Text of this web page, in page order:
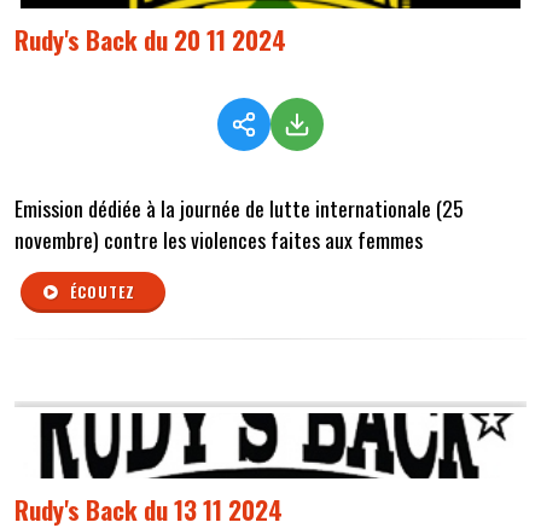
Rudy's Back du 20 11 2024
Emission dédiée à la journée de lutte internationale (25
novembre) contre les violences faites aux femmes
ÉCOUTEZ
Rudy's Back du 13 11 2024